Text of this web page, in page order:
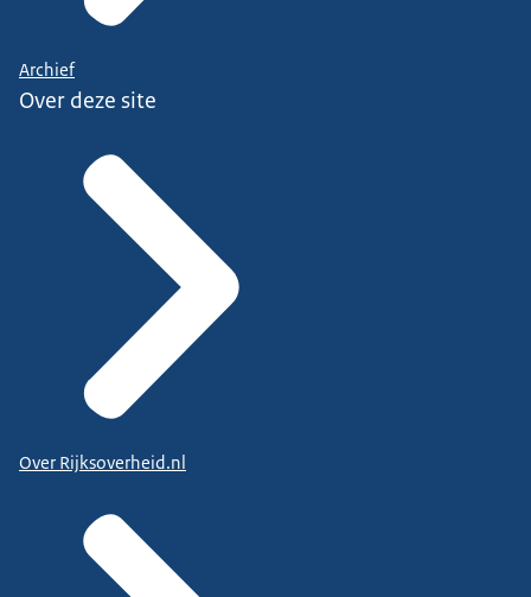
Archief
Over deze site
Over Rijksoverheid.nl